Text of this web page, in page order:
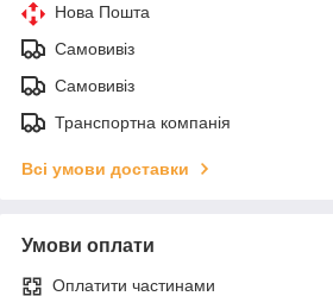
Нова Пошта
Самовивіз
Самовивіз
Транспортна компанія
Всі умови доставки
Умови оплати
Оплатити частинами